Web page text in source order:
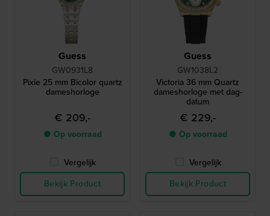
Guess
GW0931L8
Pixie 25 mm Bicolor quartz
dameshorloge
€ 209,-
● Op voorraad
Vergelijk
Bekijk Product
Guess
GW1038L2
Victoria 36 mm Quartz
dameshorloge met dag-
datum
€ 229,-
● Op voorraad
Vergelijk
Bekijk Product